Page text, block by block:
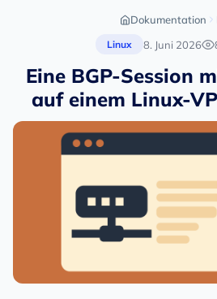
Dokumentation
Linux 8. Juni 2026
Eine BGP-Session
auf einem Linux-